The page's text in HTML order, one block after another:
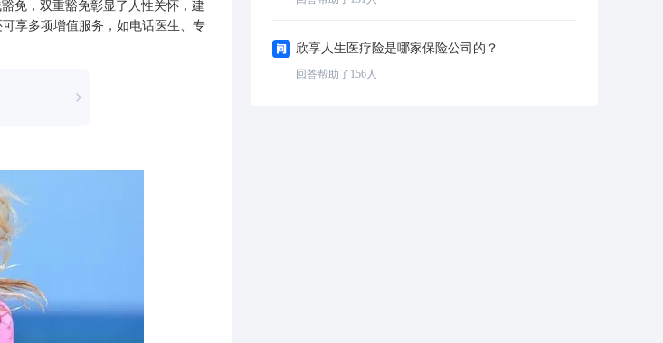
免，双重豁免彰显了人性关怀，建
享多项增值服务，如电话医生、专
欣享人生医疗险是哪家保险公司的？
回答帮助了 156人